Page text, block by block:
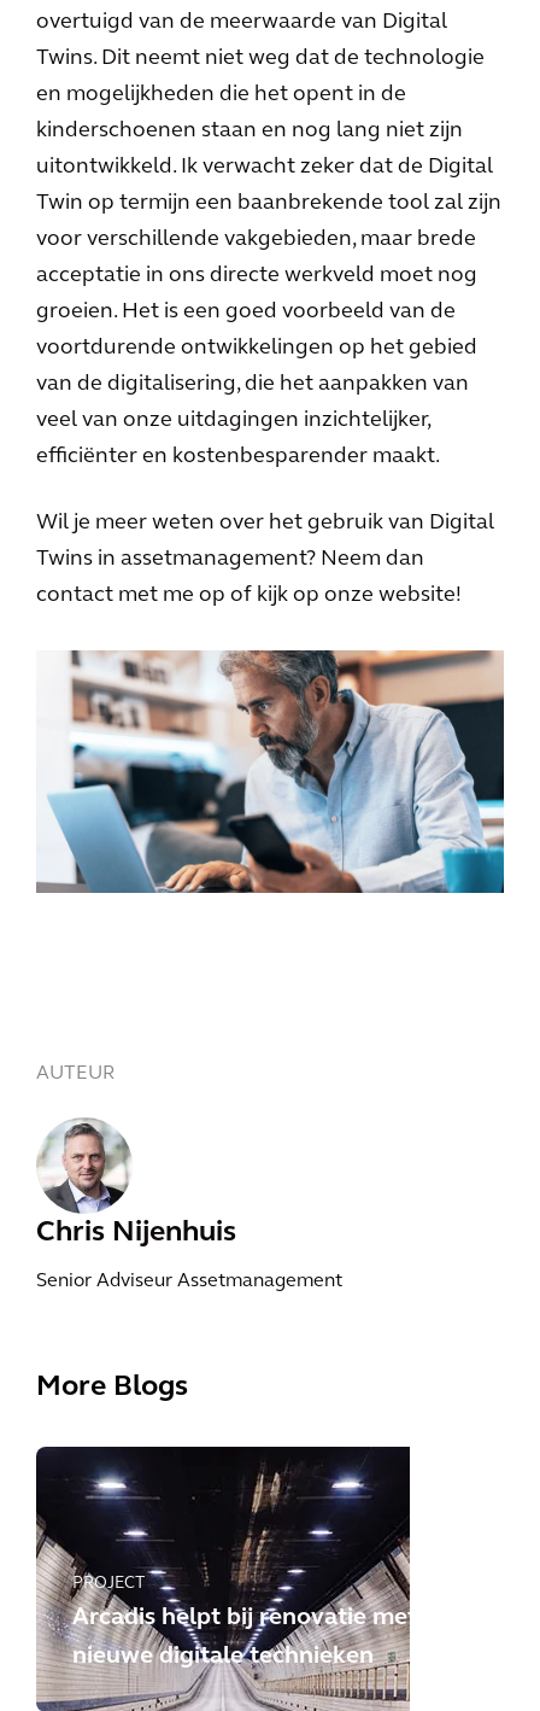
overtuigd van de meerwaarde van Digital
Twins. Dit neemt niet weg dat de technologie
en mogelijkheden die het opent in de
kinderschoenen staan en nog lang niet zijn
uitontwikkeld. Ik verwacht zeker dat de Digital
Twin op termijn een baanbrekende tool zal zijn
voor verschillende vakgebieden, maar brede
acceptatie in ons directe werkveld moet nog
groeien. Het is een goed voorbeeld van de
voortdurende ontwikkelingen op het gebied
van de digitalisering, die het aanpakken van
veel van onze uitdagingen inzichtelijker,
efficiënter en kostenbesparender maakt.
Wil je meer weten over het gebruik van Digital
Twins in assetmanagement? Neem dan
contact met me op of kijk op onze website!
AUTEUR
Chris Nijenhuis
Senior Adviseur Assetmanagement
More Blogs
PROJECT
Arcadis helpt bij renovatie met
nieuwe digitale technieken